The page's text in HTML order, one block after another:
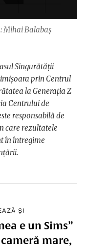
Mihai Balabaş
Singurătății
prin Centrul
la Generația Z
Centrului de
responsabilă de
care rezultatele
în întregime
ȘI
e un Sims”
mare,